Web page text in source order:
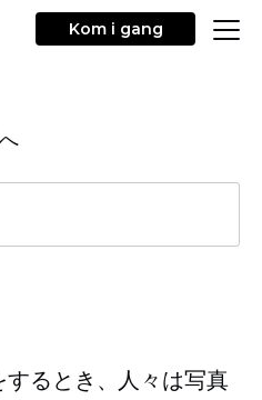
Kom i gang
るとき、人々は写真